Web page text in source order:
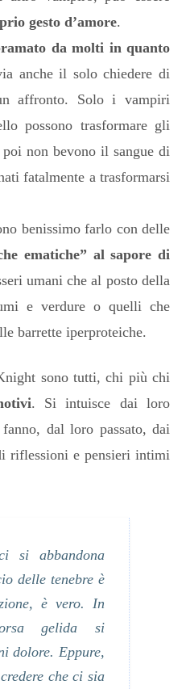
gesto d’amore.
da molti in quanto
anche il solo chiedere di
affronto. Solo i vampiri
possono trasformare gli
non bevono il sangue di
fatalmente a trasformarsi
benissimo farlo con delle
ematiche” al sapore di
umani che al posto della
e verdure o quelli che
barrette iperproteiche.
sono tutti, chi più chi
. Si intuisce dai loro
dal loro passato, dai
riflessioni e pensieri intimi
si abbandona
delle tenebre è
è vero. In
gelida si
dolore. Eppure,
che ci sia